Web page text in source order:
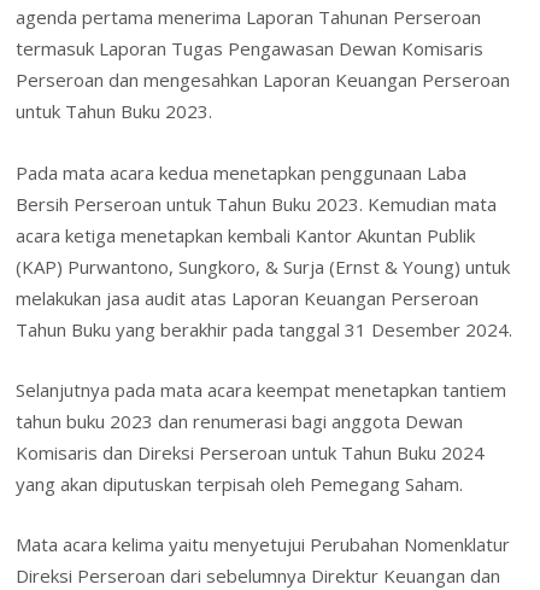
agenda pertama menerima Laporan Tahunan Perseroan
termasuk Laporan Tugas Pengawasan Dewan Komisaris
Perseroan dan mengesahkan Laporan Keuangan Perseroan
untuk Tahun Buku 2023.
Pada mata acara kedua menetapkan penggunaan Laba
Bersih Perseroan untuk Tahun Buku 2023. Kemudian mata
acara ketiga menetapkan kembali Kantor Akuntan Publik
(KAP) Purwantono, Sungkoro, & Surja (Ernst & Young) untuk
melakukan jasa audit atas Laporan Keuangan Perseroan
Tahun Buku yang berakhir pada tanggal 31 Desember 2024.
Selanjutnya pada mata acara keempat menetapkan tantiem
tahun buku 2023 dan renumerasi bagi anggota Dewan
Komisaris dan Direksi Perseroan untuk Tahun Buku 2024
yang akan diputuskan terpisah oleh Pemegang Saham.
Mata acara kelima yaitu menyetujui Perubahan Nomenklatur
Direksi Perseroan dari sebelumnya Direktur Keuangan dan